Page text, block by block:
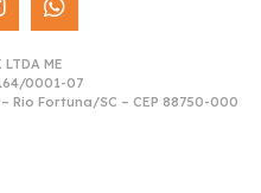
ME
0001-07
Rio Fortuna/SC – CEP 88750-000